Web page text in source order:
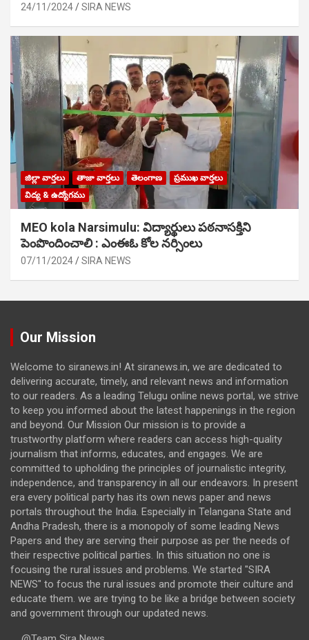
24/11/2024 SIRA NEWS
జిల్లా వార్తలు తాజా వార్తలు తెలంగాణ
ప్రముఖ వార్తలు
విద్య & ఉద్యోగము
MEO kola Narsimulu: విద్యార్థులు పఠ‌నాసక్తిని
పెంపొందించాలి : ఎంఈఓ కోల నర్సింలు
07/11/2024 SIRA NEWS
Our Mission
Welcome to siranews.in! At siranews.in, we are dedicated to
delivering accurate, timely, and relevant news and information
to our readers. As a leading Telugu online news portal, we strive
to keep you informed about the latest happenings in the region
and beyond. Our Mission Our mission is to provide a
trustworthy platform where readers can access high-quality
journalism that informs, educates, and engages. We are
committed to upholding the principles of journalistic integrity,
independence, and transparency in all our endeavors. In present
era every political party has its own news paper and news
portals throughout the India. Especially in Telangana State and
Andha Pradesh, there is a monopoly of some leading News
Papers and they are serving their purpose as per the needs of
their respective political parties. In this situation no one is
focusing the rural issues and problems. We started "SIRA
NEWS" to focus the rural issues and promote their culture and
educate them. we are trying to be like a bridge between society
and government through our updated news.